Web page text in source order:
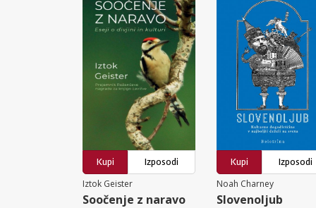
Kupi
Izposodi
Iztok Geister
Soočenje z naravo
Kupi
Izposodi
Noah Charney
Slovenoljub